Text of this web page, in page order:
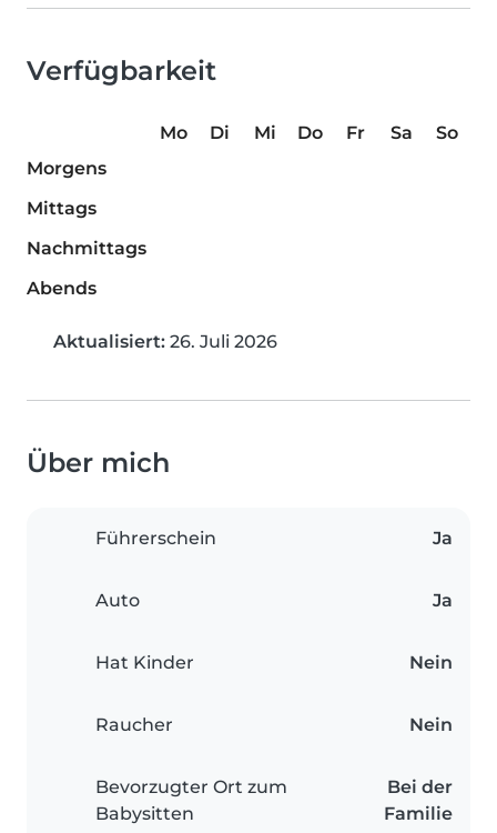
Verfügbarkeit
Mo Di Mi Do Fr Sa
So
Morgens
Mittags
Nachmittags
Abends
Aktualisiert: 26. Juli 2026
Über mich
Führerschein Ja
Auto Ja
Hat Kinder Nein
Raucher Nein
Bevorzugter Ort zum
Babysitten
Bei der
Familie